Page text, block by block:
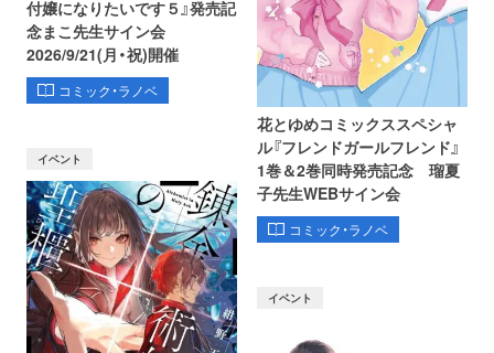
付嬢になりたいです５』発売記
念まこ先生サイン会
2026/9/21(月・祝)開催
コミック・ラノベ
花とゆめコミックススペシャ
ル『フレンドガールフレンド』
1巻＆2巻同時発売記念 瑠夏
子先生WEBサイン会
コミック・ラノベ
イベント
イベント